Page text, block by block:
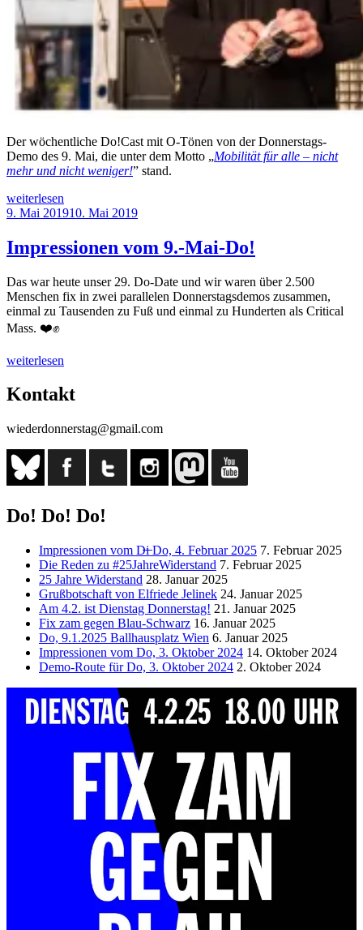
Der wöchentliche Do!Cast mit O-Tönen von der Donnerstags-
Demo des 9. Mai, die unter dem Motto „Mobilität für alle – nicht
mehr und nicht weniger!” stand.
„Do!Cast
der
Donnerstagsdemo“
weiterlesen
Veröffentlicht
9. Mai 201910. Mai 2019
Impressionen vom 9.-Mai-Do!
Das war heute unser 29. Do-Date und wir waren über 2.500
Menschen fix in zwei parallelen Donnerstagsdemos zusammen,
einmal zu Tausenden zu Fuß und einmal zu Hunderten als Critical
Mass. ❤️✊
„Impressionen
9.-
Mai-
weiterlesen
Kontakt
wiederdonnerstag@gmail.com
Do! Do! Do!
Impressionen vom D̶i̶ Do, 4. Februar 2025 7. Februar 2025
Die Reden zu #25JahreWiderstand 7. Februar 2025
25 Jahre Widerstand 28. Januar 2025
Grußbotschaft von Elfriede Jelinek 24. Januar 2025
Am 4.2. ist Dienstag Donnerstag! 21. Januar 2025
Fix zam gegen Blau-Schwarz 16. Januar 2025
Do, 9.1.2025 Ballhausplatz Wien 6. Januar 2025
Impressionen vom Do, 3. Oktober 2024 14. Oktober 2024
Demo-Route für Do, 3. Oktober 2024 2. Oktober 2024